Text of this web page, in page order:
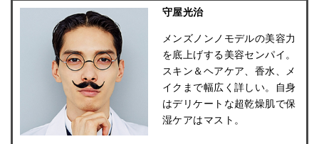
守屋光治
メンズノンノモデルの美容力
を底上げする美容センパイ。
スキン＆ヘアケア、香水、メ
イクまで幅広く詳しい。自身
はデリケートな超乾燥肌で保
湿ケアはマスト。